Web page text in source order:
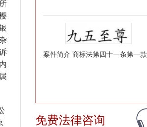
案件简介 商标法第四十一条第一款
免费法律咨询